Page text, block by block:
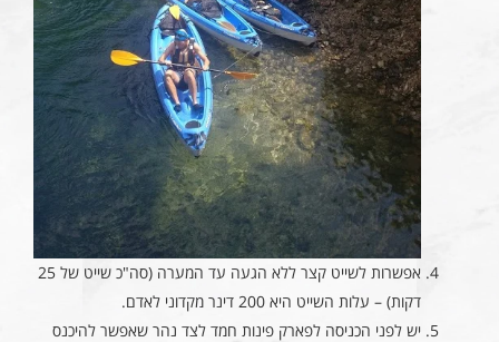
אפשרות לשייט קצר ללא הגעה עד המערה (סה"כ שייט של 25
דקות) – עלות השייט היא 200 דינר מקדוני לאדם.
יש לפני הכניסה לפארק פינות חמד לצד נהר שאפשר להיכנס